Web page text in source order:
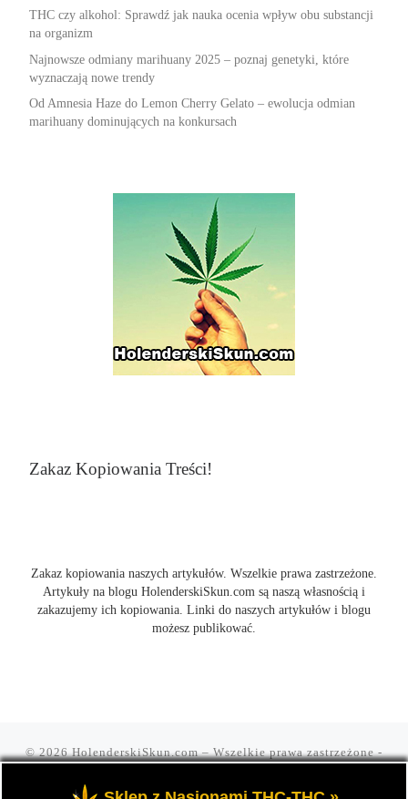
THC czy alkohol: Sprawdź jak nauka ocenia wpływ obu substancji
na organizm
Najnowsze odmiany marihuany 2025 – poznaj genetyki, które
wyznaczają nowe trendy
Od Amnesia Haze do Lemon Cherry Gelato – ewolucja odmian
marihuany dominujących na konkursach
Zakaz Kopiowania Treści!
Zakaz kopiowania naszych artykułów. Wszelkie prawa zastrzeżone.
Artykuły na blogu HolenderskiSkun.com są naszą własnością i
zakazujemy ich kopiowania. Linki do naszych artykułów i blogu
możesz publikować.
© 2026HolenderskiSkun.com– Wszelkie prawa zastrzeżone-
Blog HolenderskiSkun to portal o marihuanie i konopi indyjskiej